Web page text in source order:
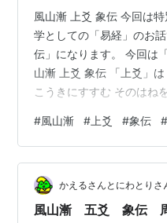
風山漸 上爻 象伝 今回は
学としての「易経」のお
伝」になります。 今回は
山漸 上爻 象伝 「上爻」
こうきにすすむ そのはね
く そのはねをもってぎと
からざればなり。 「風山
ても無い。でも文章はめ
ね、大いなる成功者、も
すから鴻は、はるか彼方
#風山漸 # 上爻 #象伝
かえるさんとにわとりさ
風山漸 五爻 象伝